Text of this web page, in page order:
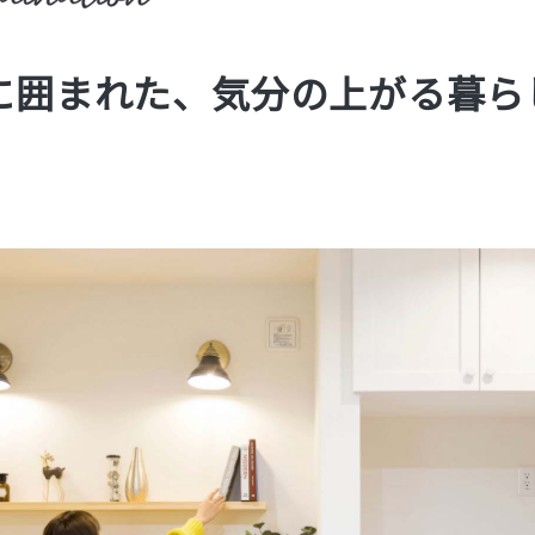
囲まれた、気分の上がる暮